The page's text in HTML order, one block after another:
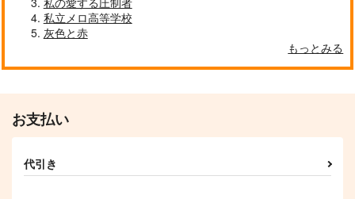
Ordinary days
世界の終わり
最後に愛をひとさじ
私立メロ高等学校
灰色と赤
もっとみる
お支払い
代引き